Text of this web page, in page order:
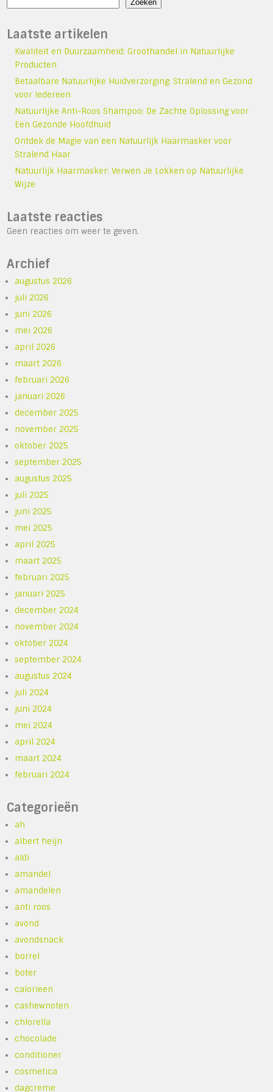
Zoeken
Laatste artikelen
Kwaliteit en Duurzaamheid: Groothandel in Natuurlijke
Producten
Betaalbare Natuurlijke Huidverzorging: Stralend en Gezond
voor Iedereen
Natuurlijke Anti-Roos Shampoo: De Zachte Oplossing voor
Een Gezonde Hoofdhuid
Ontdek de Magie van een Natuurlijk Haarmasker voor
Stralend Haar
Natuurlijk Haarmasker: Verwen Je Lokken op Natuurlijke
Wijze
Laatste reacties
Geen reacties om weer te geven.
Archief
augustus 2026
juli 2026
juni 2026
mei 2026
april 2026
maart 2026
februari 2026
januari 2026
december 2025
november 2025
oktober 2025
september 2025
augustus 2025
juli 2025
juni 2025
mei 2025
april 2025
maart 2025
februari 2025
januari 2025
december 2024
november 2024
oktober 2024
september 2024
augustus 2024
juli 2024
juni 2024
mei 2024
april 2024
maart 2024
februari 2024
Categorieën
ah
albert heijn
aldi
amandel
amandelen
anti roos
avond
avondsnack
borrel
boter
calorieen
cashewnoten
chlorella
chocolade
conditioner
cosmetica
dagcreme